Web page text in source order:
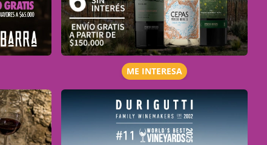
ME INTERESA